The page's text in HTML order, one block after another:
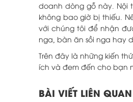
doanh dòng gỗ này. Nội
không bao giờ bị thiếu.
với chúng tôi để nhận
nga, bàn ăn sồi nga hay
Trên đây là những kiến
ích và đem đến cho bạn
BÀI VIẾT LIÊN QUAN